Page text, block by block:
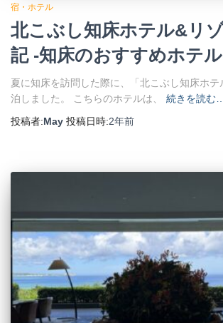
宿・ホテル
北こぶし知床ホテル&リ
記 -知床のおすすめホテ
夏に知床を訪問した際に、「北こぶし知床ホテ
泊しました。 こちらのホテルは、
続きを読む…
投稿者:May 投稿日時:2年前